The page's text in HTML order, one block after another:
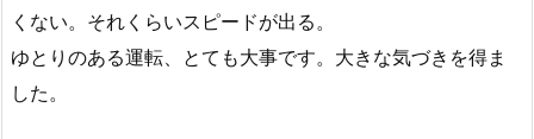
くない。それくらいスピードが出る。
ゆとりのある運転、とても大事です。大きな気づきを得ま
した。